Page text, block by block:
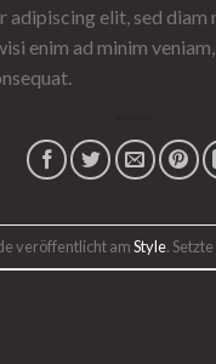
elit, sed
enim ad minim
veröffentlicht amStyle.